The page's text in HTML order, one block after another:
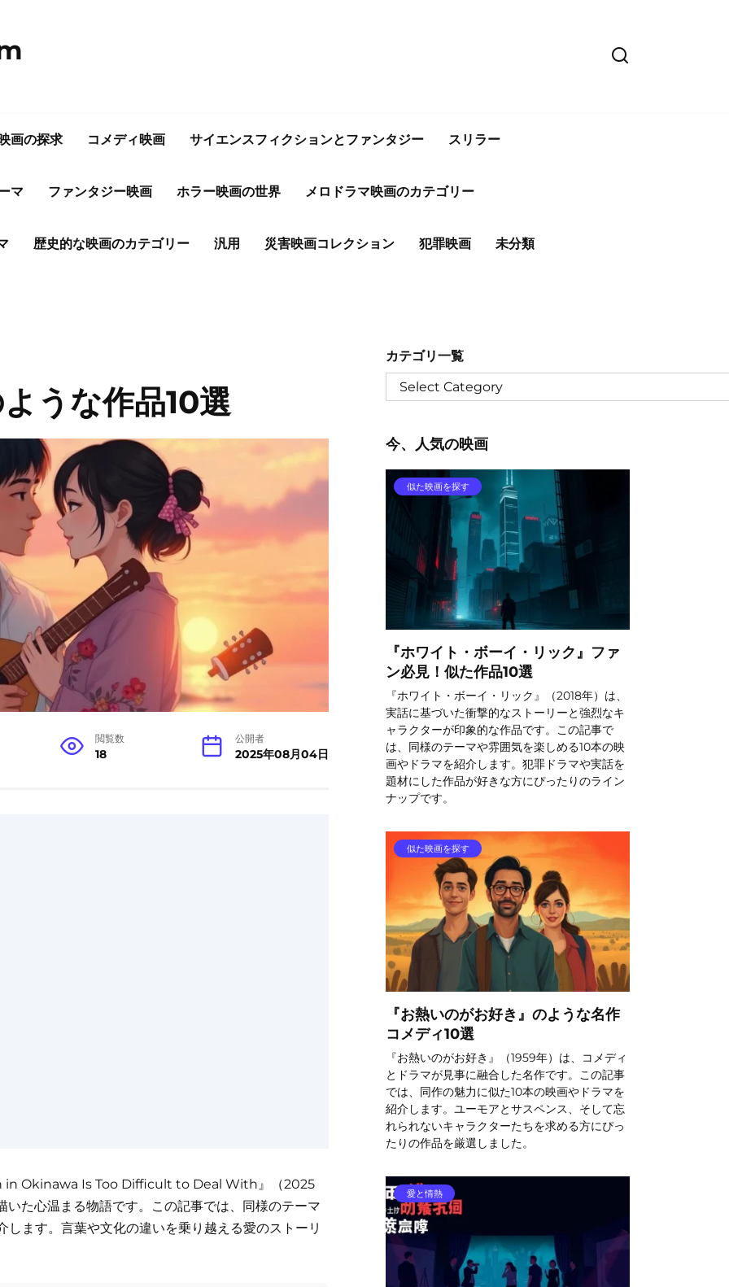
画の探求 コメディ映画 サイエンスフィクションとファンタジー スリラー
マ ファンタジー映画 ホラー映画の世界 メロドラマ映画のカテゴリー
歴史的な映画のカテゴリー 汎用 災害映画コレクション 犯罪映画 未分類
うな作品10選
閲覧数
18
公開者
2025年08月04日
Okinawa Is Too Difficult to Deal With』（2025
た心温まる物語です。この記事では、同様のテーマ
ます。言葉や文化の違いを乗り越える愛のストーリ
カテゴリ一覧
今、人気の映画
似た映画を探す
『ホワイト・ボーイ・リック』ファ
ン必見！似た作品10選
『ホワイト・ボーイ・リック』（2018年）は、
実話に基づいた衝撃的なストーリーと強烈なキ
ャラクターが印象的な作品です。この記事で
は、同様のテーマや雰囲気を楽しめる10本の映
画やドラマを紹介します。犯罪ドラマや実話を
題材にした作品が好きな方にぴったりのライン
ナップです。
似た映画を探す
『お熱いのがお好き』のような名作
コメディ10選
『お熱いのがお好き』（1959年）は、コメディ
とドラマが見事に融合した名作です。この記事
では、同作の魅力に似た10本の映画やドラマを
紹介します。ユーモアとサスペンス、そして忘
れられないキャラクターたちを求める方にぴっ
たりの作品を厳選しました。
愛と情熱